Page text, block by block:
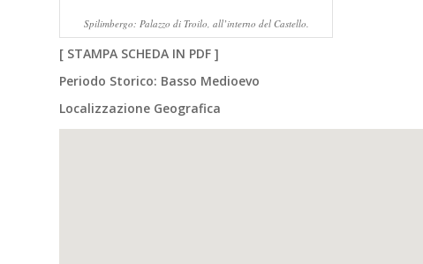
Spilimbergo: Palazzo di Troilo, all’interno del Castello.
[ STAMPA SCHEDA IN PDF ]
Periodo Storico: Basso Medioevo
Localizzazione Geografica